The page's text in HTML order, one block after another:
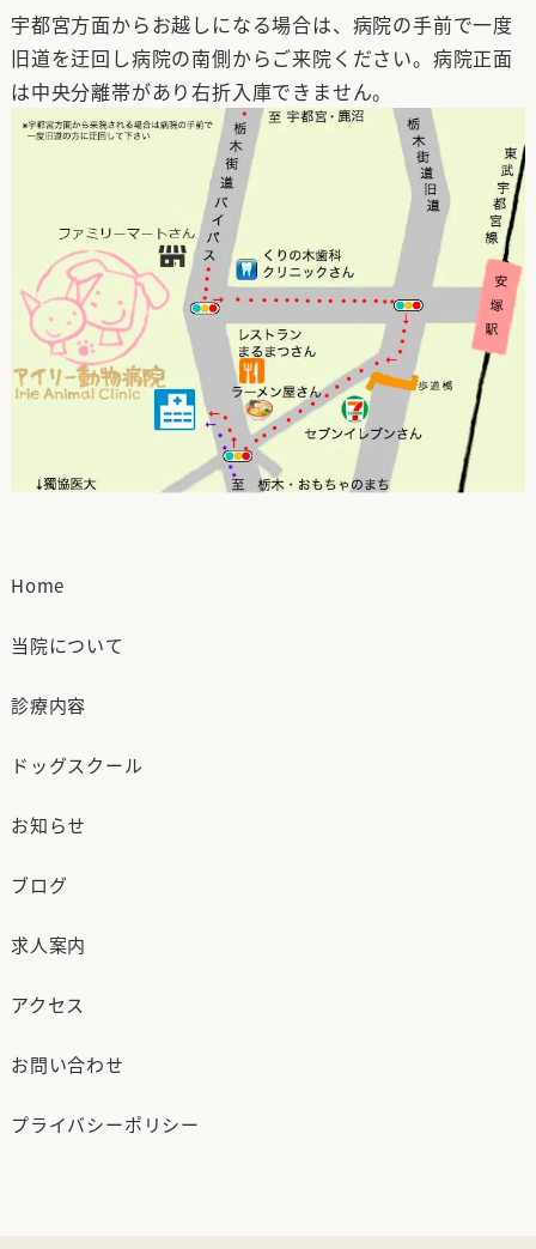
宇都宮方面からお越しになる場合は、病院の手前で一度
旧道を迂回し病院の南側からご来院ください。病院正面
は中央分離帯があり右折入庫できません。
Home
当院について
診療内容
ドッグスクール
お知らせ
ブログ
求人案内
アクセス
お問い合わせ
プライバシーポリシー